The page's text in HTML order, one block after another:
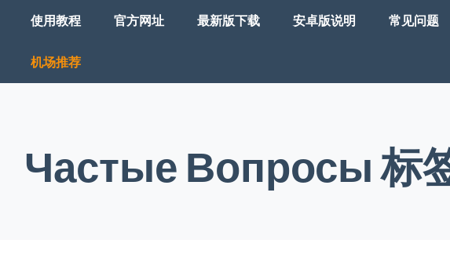
使用教程 官方网址 最新版下载 安卓版说明 常见问题
机场推荐
Частые Вопросы 标